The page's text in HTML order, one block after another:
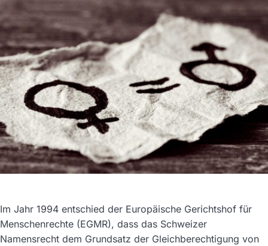
Im Jahr 1994 entschied der Europäische Gerichtshof für
Menschenrechte (EGMR), dass das Schweizer
Namensrecht dem Grundsatz der Gleichberechtigung von